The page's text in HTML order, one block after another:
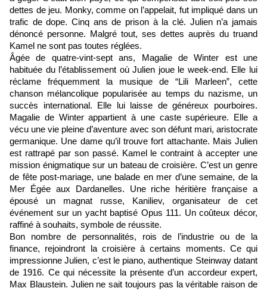
dettes de jeu. Monky, comme on l’appelait, fut impliqué dans un
trafic de dope. Cinq ans de prison à la clé. Julien n’a jamais
dénoncé personne. Malgré tout, ses dettes auprès du truand
Kamel ne sont pas toutes réglées.
Âgée de quatre-vint-sept ans, Magalie de Winter est une
habituée du l’établissement où Julien joue le week-end. Elle lui
réclame fréquemment la musique de “Lili Marleen”, cette
chanson mélancolique popularisée au temps du nazisme, un
succès international. Elle lui laisse de généreux pourboires.
Magalie de Winter appartient à une caste supérieure. Elle a
vécu une vie pleine d’aventure avec son défunt mari, aristocrate
germanique. Une dame qu’il trouve fort attachante. Mais Julien
est rattrapé par son passé. Kamel le contraint à accepter une
mission énigmatique sur un bateau de croisière. C’est un genre
de fête post-mariage, une balade en mer d’une semaine, de la
Mer Égée aux Dardanelles. Une riche héritière française a
épousé un magnat russe, Kaniliev, organisateur de cet
événement sur un yacht baptisé Opus 111. Un coûteux décor,
raffiné à souhaits, symbole de réussite.
Bon nombre de personnalités, rois de l’industrie ou de la
finance, rejoindront la croisière à certains moments. Ce qui
impressionne Julien, c’est le piano, authentique Steinway datant
de 1916. Ce qui nécessite la présente d’un accordeur expert,
Max Blaustein. Julien ne sait toujours pas la véritable raison de